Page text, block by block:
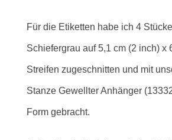
Für die Etiketten habe ich 4
Schiefergrau auf 5,1 cm (2 inch) x
Streifen zugeschnitten und mit
Stanze Gewellter Anhänger
Form gebracht.